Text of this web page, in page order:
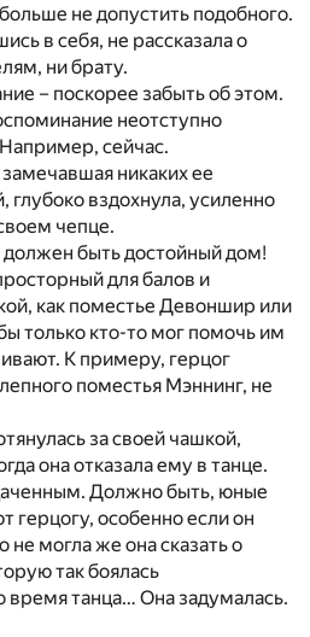
не допустить подобного.
в себя, не рассказала о
ни брату.
– поскорее забыть об этом.
неотступно
сейчас.
никаких ее
вздохнула, усиленно
чепце.
должен быть достойный дом!
для балов и
как поместье Девоншир или
только кто-то мог помочь им
К примеру, герцог
поместья Мэннинг, не
за своей чашкой,
она отказала ему в танце.
Должно быть, юные
герцогу, особенно если он
могла же она сказать о
так боялась
время танца… Она задумалась.